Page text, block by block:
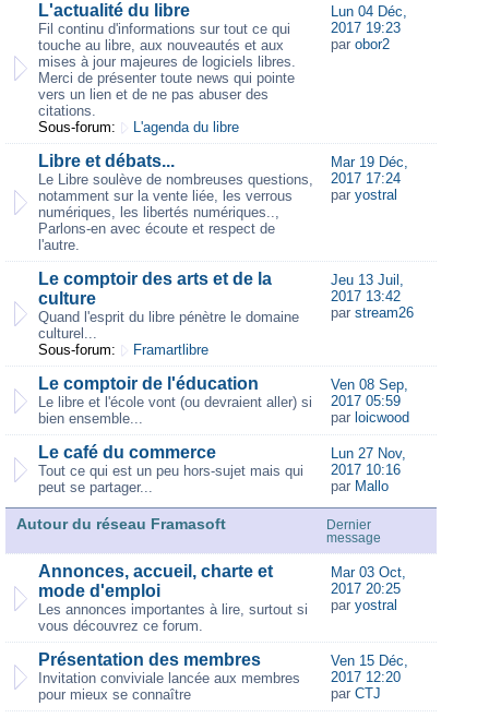
L'actualité du libre
Fil continu d'informations sur tout ce qui
touche au libre, aux nouveautés et aux
mises à jour majeures de logiciels libres.
Merci de présenter toute news qui pointe
vers un lien et de ne pas abuser des
citations.
Sous-forum:
L'agenda du libre
Lun 04 Déc,
2017 19:23
par obor2
Libre et débats...
Le Libre soulève de nombreuses questions,
notamment sur la vente liée, les verrous
numériques, les libertés numériques..,
Parlons-en avec écoute et respect de
l'autre.
Mar 19 Déc,
2017 17:24
par yostral
Le comptoir des arts et de la
culture
Quand l'esprit du libre pénètre le domaine
culturel...
Sous-forum:
Framartlibre
Jeu 13 Juil,
2017 13:42
par stream26
Le comptoir de l'éducation
Le libre et l'école vont (ou devraient aller) si
bien ensemble...
Ven 08 Sep,
2017 05:59
par loicwood
Le café du commerce
Tout ce qui est un peu hors-sujet mais qui
peut se partager...
Lun 27 Nov,
2017 10:16
par Mallo
Autour du réseau Framasoft
Dernier
message
Annonces, accueil, charte et
mode d'emploi
Les annonces importantes à lire, surtout si
vous découvrez ce forum.
Mar 03 Oct,
2017 20:25
par yostral
Présentation des membres
Invitation conviviale lancée aux membres
pour mieux se connaître
Ven 15 Déc,
2017 12:20
par CTJ